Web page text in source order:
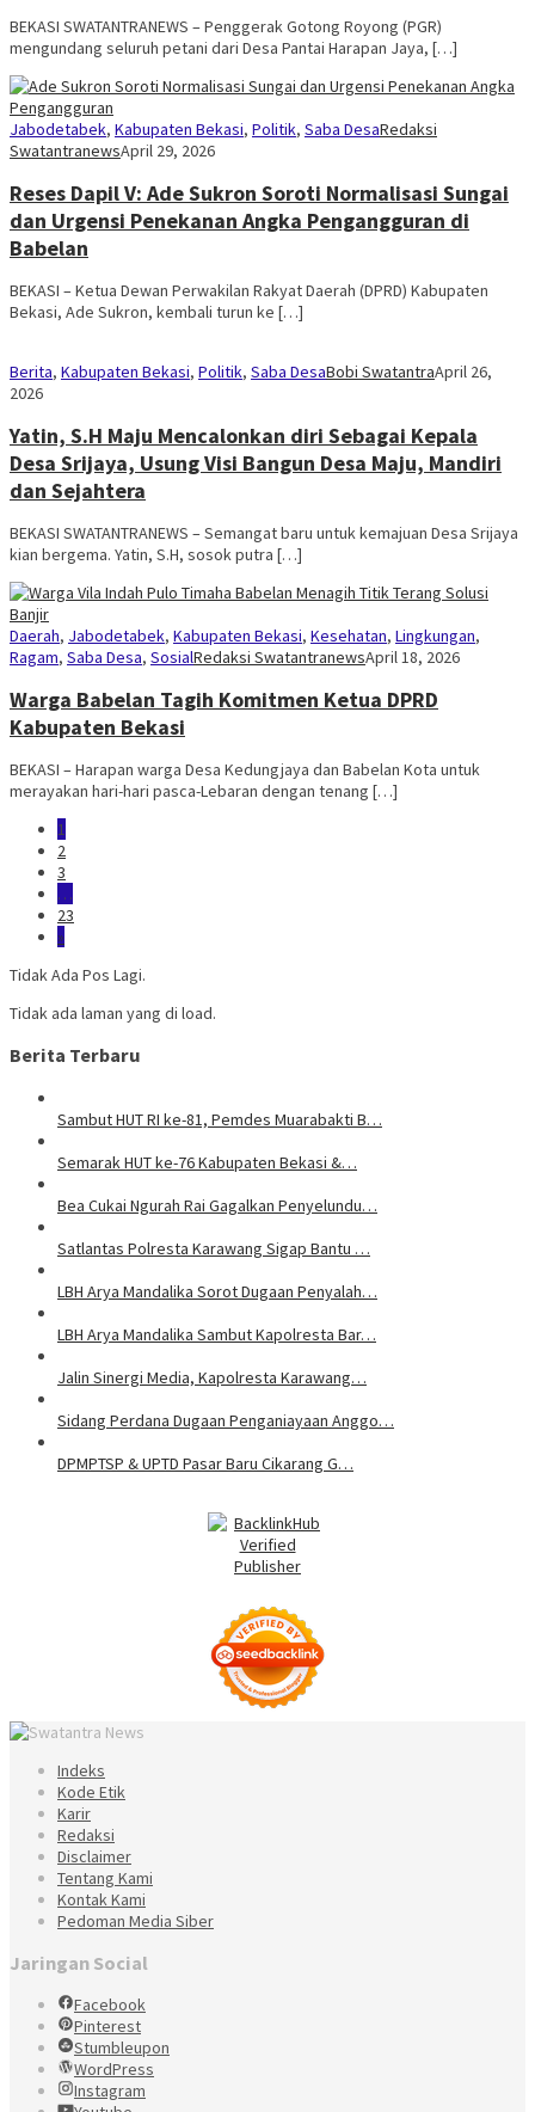
BEKASI SWATANTRANEWS – Penggerak Gotong Royong (PGR)
mengundang seluruh petani dari Desa Pantai Harapan Jaya, […]
Jabodetabek, Kabupaten Bekasi, Politik, Saba DesaRedaksi
SwatantranewsApril 29, 2026
Reses Dapil V: Ade Sukron Soroti Normalisasi Sungai
dan Urgensi Penekanan Angka Pengangguran di
Babelan
BEKASI – Ketua Dewan Perwakilan Rakyat Daerah (DPRD) Kabupaten
Bekasi, Ade Sukron, kembali turun ke […]
Berita, Kabupaten Bekasi, Politik, Saba DesaBobi SwatantraApril 26,
2026
Yatin, S.H Maju Mencalonkan diri Sebagai Kepala
Desa Srijaya, Usung Visi Bangun Desa Maju, Mandiri
dan Sejahtera
BEKASI SWATANTRANEWS – Semangat baru untuk kemajuan Desa Srijaya
kian bergema. Yatin, S.H, sosok putra […]
Daerah, Jabodetabek, Kabupaten Bekasi, Kesehatan, Lingkungan,
Ragam, Saba Desa, SosialRedaksi SwatantranewsApril 18, 2026
Warga Babelan Tagih Komitmen Ketua DPRD
Kabupaten Bekasi
BEKASI – Harapan warga Desa Kedungjaya dan Babelan Kota untuk
merayakan hari-hari pasca-Lebaran dengan tenang […]
1
2
3
…
23
»
Tidak Ada Pos Lagi.
Tidak ada laman yang di load.
Berita Terbaru
Sambut HUT RI ke-81, Pemdes Muarabakti B…
Semarak HUT ke-76 Kabupaten Bekasi &…
Bea Cukai Ngurah Rai Gagalkan Penyelundu…
Satlantas Polresta Karawang Sigap Bantu …
LBH Arya Mandalika Sorot Dugaan Penyalah…
LBH Arya Mandalika Sambut Kapolresta Bar…
Jalin Sinergi Media, Kapolresta Karawang…
Sidang Perdana Dugaan Penganiayaan Anggo…
DPMPTSP & UPTD Pasar Baru Cikarang G…
Indeks
Kode Etik
Karir
Redaksi
Disclaimer
Tentang Kami
Kontak Kami
Pedoman Media Siber
Jaringan Social
Facebook
Pinterest
Stumbleupon
WordPress
Instagram